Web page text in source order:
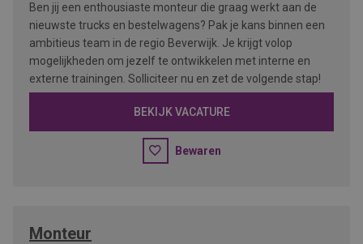
Ben jij een enthousiaste monteur die graag werkt aan de
nieuwste trucks en bestelwagens? Pak je kans binnen een
ambitieus team in de regio Beverwijk. Je krijgt volop
mogelijkheden om jezelf te ontwikkelen met interne en
externe trainingen. Solliciteer nu en zet de volgende stap!
BEKIJK VACATURE
Bewaren
Monteur